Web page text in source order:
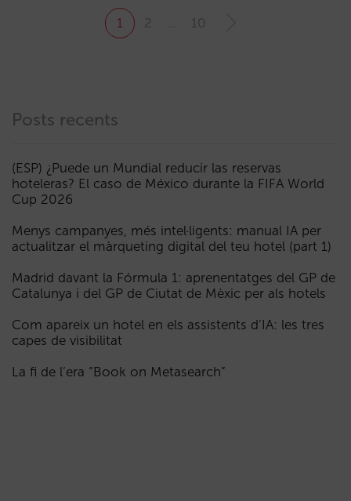
1 2 10
Posts recents
(ESP) ¿Puede un Mundial reducir las reservas
hoteleras? El caso de México durante la FIFA World
Cup 2026
Menys campanyes, més intel·ligents: manual IA per
actualitzar el màrqueting digital del teu hotel (part 1)
Madrid davant la Fórmula 1: aprenentatges del GP de
Catalunya i del GP de Ciutat de Mèxic per als hotels
Com apareix un hotel en els assistents d’IA: les tres
capes de visibilitat
La fi de l’era “Book on Metasearch”